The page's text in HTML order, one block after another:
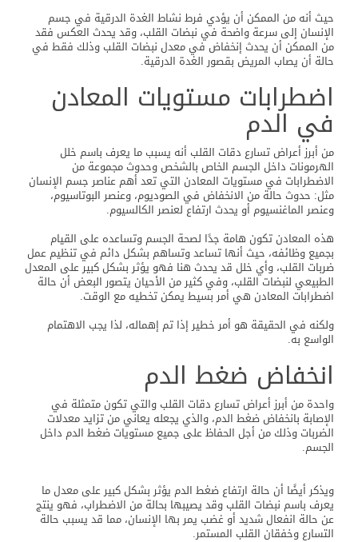
حيث أنه من الممكن أن يؤدي فرط نشاط الغدة الدرقية في جسم
الإنسان إلى سرعة واضحة في نبضات القلب، وقد يحدث العكس فقد
من الممكن أن يحدث إنخفاض في معدل نبضات القلب وذلك فقط في
حالة أن يصاب المريض بقصور الغدة الدرقية.
اضطرابات مستويات المعادن
في الدم
من أبرز أعراض تسارع دقات القلب أنه يسبب ما يعرف باسم خلل
الهرمونات داخل الجسم الخاص بالشخص وحدوث مجموعة من
الاضطرابات في مستويات المعادن التي تعد أهم عناصر جسم الإنسان
مثل: حدوث حالة من الانخفاض في الصوديوم، وعنصر البوتاسيوم،
وعنصر الماغنسيوم أو يحدث ارتفاع لعنصر الكالسيوم.
هذه المعادن تكون هامة جدًا لصحة الجسم وتساعده على القيام
بجميع وظائفه، حيث أنها تساعد وتساهم بشكل دائم في تنظيم عمل
ضربات القلب، وأي خلل قد يحدث هنا فهو يؤثر بشكل كبير على المعدل
الطبيعي لنبضات القلب، وفي كثير من الأحيان يتصور البعض أن حالة
اضطرابات المعادن هي أمر بسيط يمكن تخطيه مع الوقت.
ولكنه في الحقيقة هو أمر خطير إذا تم إهماله، لذا يجب الاهتمام
الواسع به.
انخفاض ضغط الدم
واحدة من أبرز أعراض تسارع دقات القلب والتي تكون متمثلة في
الإصابة بانخفاض ضغط الدم، والذي يجعله يعاني من تزايد معدلات
الضربات وذلك من أجل الحفاظ على جميع مستويات ضغط الدم داخل
الجسم.
ويذكر أيضًا أن حالة ارتفاع ضغط الدم يؤثر بشكل كبير على معدل ما
يعرف باسم نبضات القلب وقد يصيبها بحالة من الاضطراب، فهو ينتج
عن حالة انفعال شديد أو غضب يمر بها الإنسان، مما قد يسبب حالة
التسارع وخفقان القلب المستمر.